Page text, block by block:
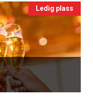
Ledig plass